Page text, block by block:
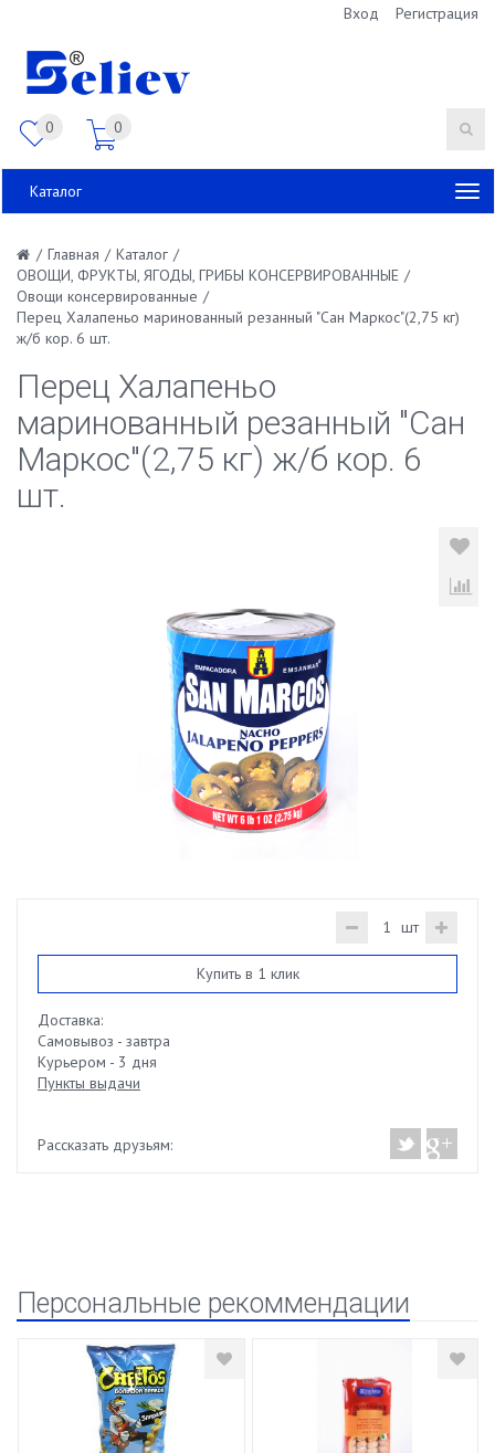
Вход Регистрация
0 0
Каталог
/ Главная / Каталог /
ОВОЩИ, ФРУКТЫ, ЯГОДЫ, ГРИБЫ КОНСЕРВИРОВАННЫЕ /
Овощи консервированные /
Перец Халапеньо маринованный резанный "Сан Маркос"(2,75 кг)
ж/б кор. 6 шт.
Перец Халапеньо
маринованный резанный "Сан
Маркос"(2,75 кг) ж/б кор. 6
шт.
шт
Купить в 1 клик
Доставка:
Самовывоз - завтра
Курьером - 3 дня
Пункты выдачи
Рассказать друзьям:
Персональные рекоммендации